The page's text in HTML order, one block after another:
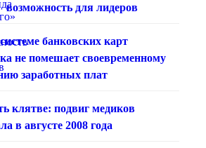
возможность для лидеров
банковских карт
не помешает своевременному
заработных плат
клятве: подвиг медиков
в августе 2008 года